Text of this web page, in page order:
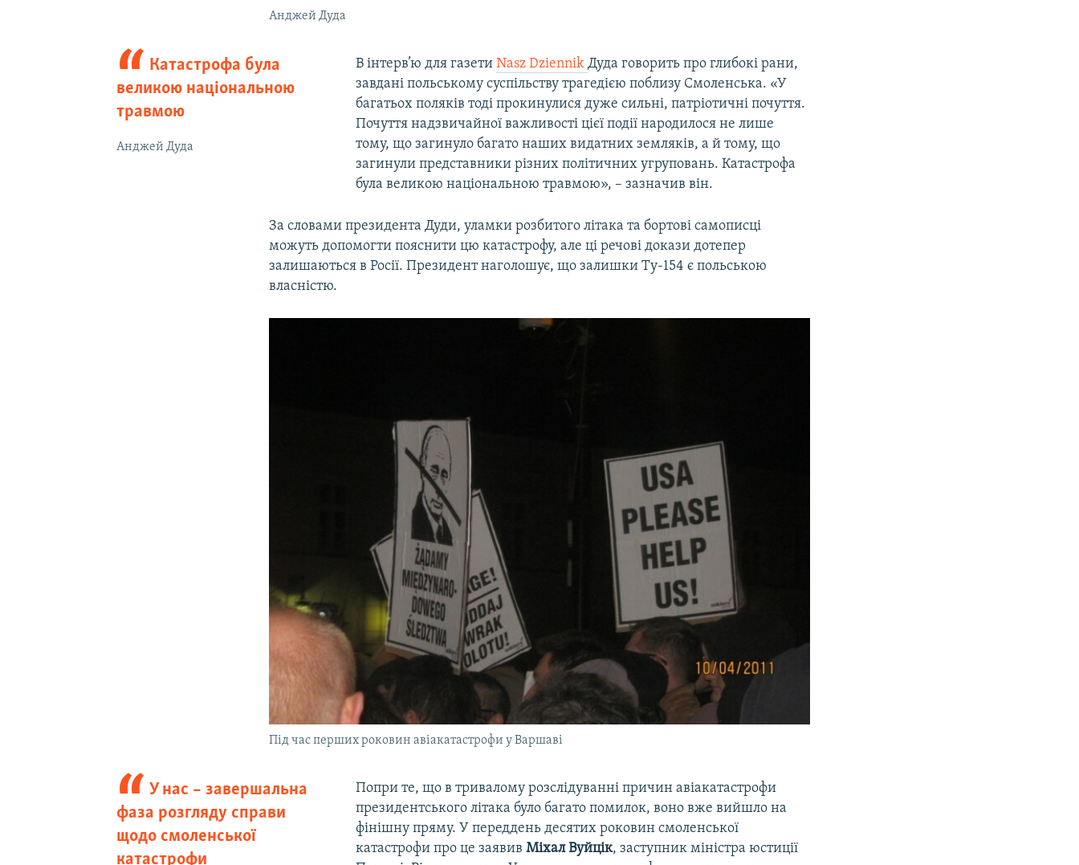
Анджей Дуда
Катастрофа була
великою національною
травмою
Анджей Дуда
В інтерв’ю для газети Nasz Dziennik Дуда говорить про глибокі рани,
завдані польському суспільству трагедією поблизу Смоленська. «У
багатьох поляків тоді прокинулися дуже сильні, патріотичні почуття.
Почуття надзвичайної важливості цієї події народилося не лише
тому, що загинуло багато наших видатних земляків, а й тому, що
загинули представники різних політичних угруповань. Катастрофа
була великою національною травмою», – зазначив він.
За словами президента Дуди, уламки розбитого літака та бортові самописці
можуть допомогти пояснити цю катастрофу, але ці речові докази дотепер
залишаються в Росії. Президент наголошує, що залишки Ту-154 є польською
власністю.
Під час перших роковин авіакатастрофи у Варшаві
У нас – завершальна
фаза розгляду справи
щодо смоленської
катастрофи
Попри те, що в тривалому розслідуванні причин авіакатастрофи
президентського літака було багато помилок, воно вже вийшло на
фінішну пряму. У переддень десятих роковин смоленської
катастрофи про це заявив Міхал Вуйцік, заступник міністра юстиції